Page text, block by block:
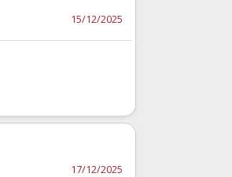
15/12/2025
17/12/2025